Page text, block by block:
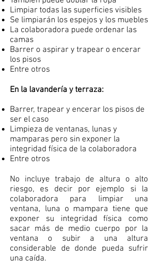
Limpiar todas las superficies visibles
Se limpiarán los espejos y los muebles
La colaboradora puede ordenar las
camas
Barrer o aspirar y trapear o encerar
los pisos
Entre otros
En la lavandería y terraza:
Barrer, trapear y encerar los pisos de
ser el caso
Limpieza de ventanas, lunas y
mamparas pero sin exponer la
integridad física de la colaboradora
Entre otros
No incluye trabajo de altura o alto
riesgo, es decir por ejemplo si la
colaboradora para limpiar una
ventana, luna o mampara tiene que
exponer su integridad física como
sacar más de medio cuerpo por la
ventana o subir a una altura
considerable de donde pueda sufrir
una caída.